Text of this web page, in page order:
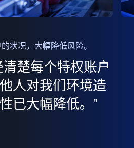
状况，大幅降低风险。
楚每个特权账户
人对我们环境造
已大幅降低。"